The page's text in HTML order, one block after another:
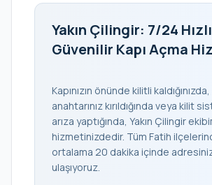
Yakın Çilingir: 7/24
Güvenilir Kapı Açma
Kapınızın önünde kilitli kaldığınızda,
anahtarınız kırıldığında veya kilit
arıza yaptığında, Yakın Çilingir
hizmetinizdedir. Tüm Fatih
ortalama 20 dakika içinde
ulaşıyoruz.